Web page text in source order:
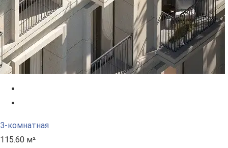
3-комнатная
115.60 м²